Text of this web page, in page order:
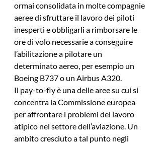
ormai consolidata in molte compagnie
aeree di sfruttare il lavoro dei piloti
inesperti e obbligarli a rimborsare le
ore di volo necessarie a conseguire
l’abilitazione a pilotare un
determinato aereo, per esempio un
Boeing B737 o un Airbus A320.
Il pay-to-fly è una delle aree su cui si
concentra la Commissione europea
per affrontare i problemi del lavoro
atipico nel settore dell’aviazione. Un
ambito cresciuto a tal punto negli